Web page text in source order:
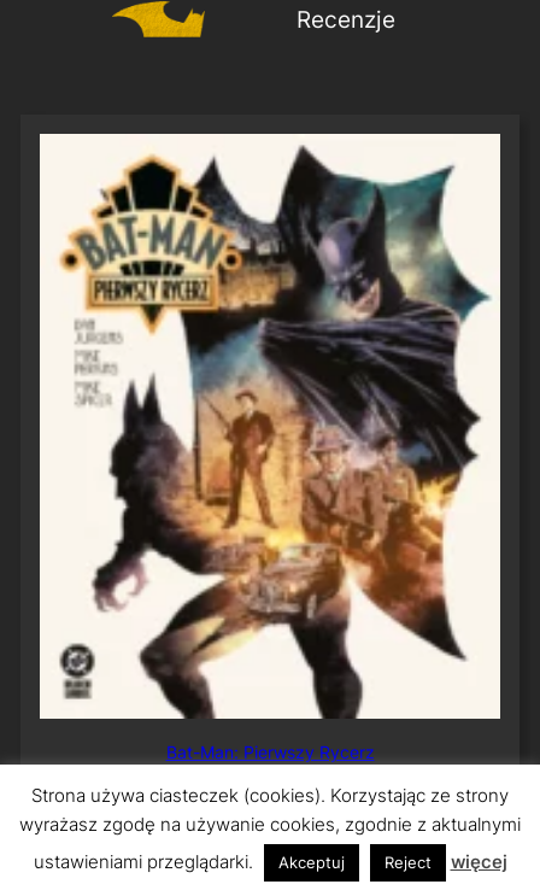
Recenzje
Bat-Man: Pierwszy Rycerz
Strona używa ciasteczek (cookies). Korzystając ze strony
wyrażasz zgodę na używanie cookies, zgodnie z aktualnymi
ustawieniami przeglądarki.
Akceptuj Reject więcej